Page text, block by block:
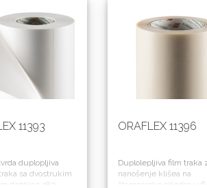
11393
duplopljiva
sa dvostrukim
debljine 380
ORAFLEX 11396
Duplolepljiva film traka
nanošenje klišea na
štamparske cilindre u